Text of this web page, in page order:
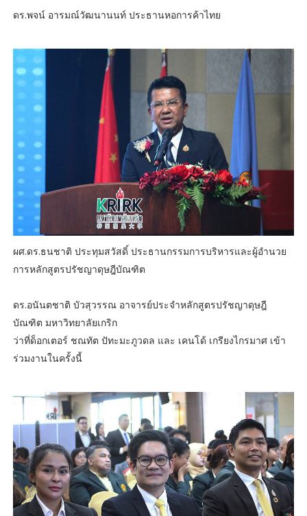
ดร.พจน์ อารมณ์วัฒนานนท์ ประธานหอการค้าไทย
ผศ.ดร.ธนชาติ ประทุมสวัสดิ์ ประธานกรรมการบริหารและผู้อำนวย
การหลักสูตรปรัชญาดุษฎีบัณฑิต
ดร.อนันตชาติ บัวสุวรรณ อาจารย์ประจำหลักสูตรปรัชญาดุษฎี
บัณฑิต มหาวิทยาลัยเกริก
ว่าที่ด็อกเตอร์ ชณทัต ปัทะมะภูวดล และ เคนโด้ เกรียงไกรมาศ เข้า
ร่วมงานในครั้งนี้